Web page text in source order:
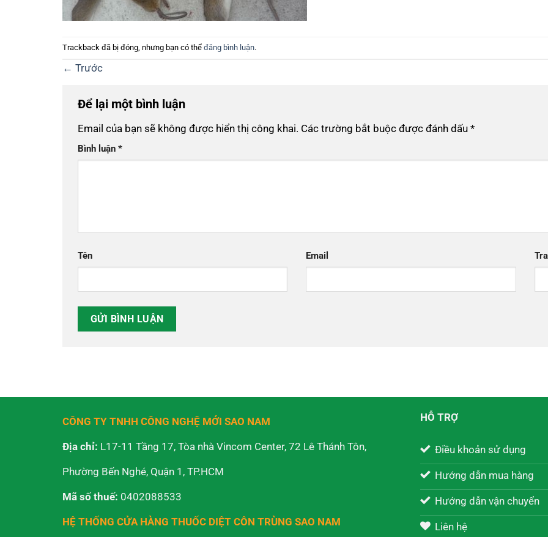
Trackback đã bị đóng, nhưng bạn có thể đăng bình luận.
← Trước
Để lại một bình luận
Email của bạn sẽ không được hiển thị công khai. Các trường bắt buộc được đánh dấu *
Bình luận *
Tên Email
CÔNG TY TNHH CÔNG NGHỆ MỚI SAO NAM
Địa chỉ: L17-11 Tầng 17, Tòa nhà Vincom Center, 72 Lê Thánh Tôn,
Phường Bến Nghé, Quận 1, TP.HCM
Mã số thuế: 0402088533
HỆ THỐNG CỬA HÀNG THUỐC DIỆT CÔN TRÙNG SAO NAM
HỖ TRỢ
Điều khoản sử dụng
Hướng dẫn mua hàng
Hướng dẫn vận chuyển
Liên hệ